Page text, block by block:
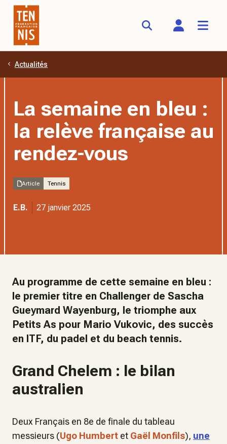
Aller au contenu principal
Actualités
La semaine en bleu :
la relève française au
rendez-vous
Article Tennis
E.B. 27 janvier 2025
Au programme de cette semaine en bleu :
le premier titre en Challenger de Sascha
Gueymard Wayenburg, le triomphe aux
Petits As pour Mario Vukovic, des succès
en ITF, du padel et du beach tennis.
Grand Chelem : le bilan
australien
Deux Français en 8e de finale du tableau
messieurs (Ugo Humbert et Gaël Monfils), une